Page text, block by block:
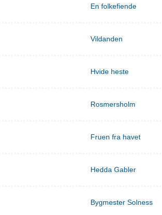
En folkefiende
Vildanden
Hvide heste
Rosmersholm
Fruen fra havet
Hedda Gabler
Bygmester Solness